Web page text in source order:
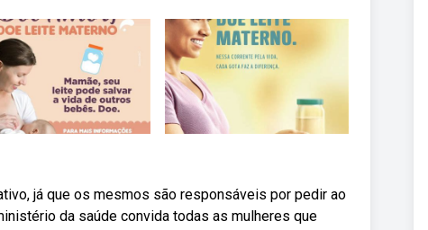
já que os mesmos são responsáveis por pedir ao
da saúde convida todas as mulheres que